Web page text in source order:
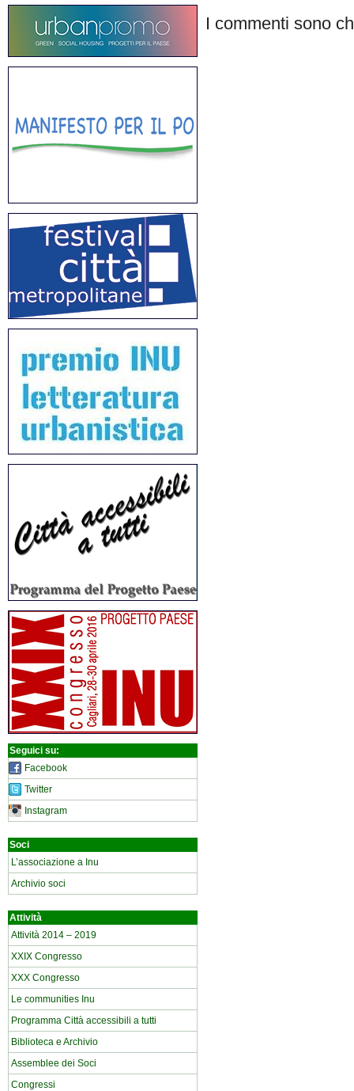
Seguici su:
Facebook
Twitter
Instagram
Soci
L’associazione a Inu
Archivio soci
Attività
Attività 2014 – 2019
XXIX Congresso
XXX Congresso
Le communities Inu
Programma Città accessibili a tutti
Biblioteca e Archivio
Assemblee dei Soci
Congressi
I commenti sono